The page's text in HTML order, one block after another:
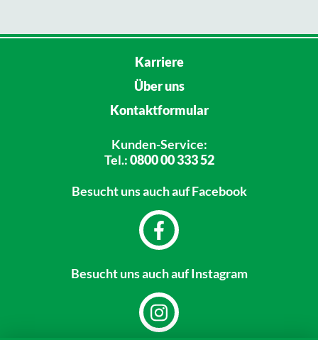
Karriere
Über uns
Kontaktformular
Kunden-Service:
Tel.:0800 00 333 52
Besucht unsauch auf Facebook
Besucht unsauch auf Instagram